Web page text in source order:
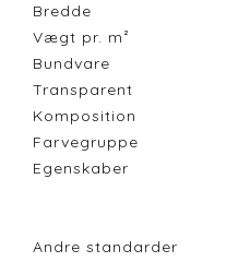
Bredde
Vægt pr. m²
Bundvare
Transparent
Komposition
Farvegruppe
Egenskaber
Andre standarder